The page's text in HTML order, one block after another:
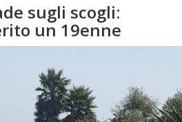
sugli scogli:
un 19enne